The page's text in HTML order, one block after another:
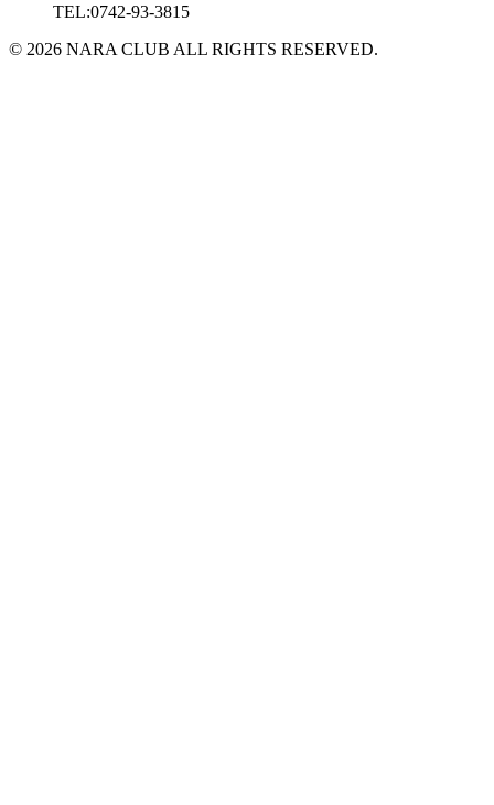
TEL:0742-93-3815
© 2026 NARA CLUB ALL RIGHTS RESERVED.